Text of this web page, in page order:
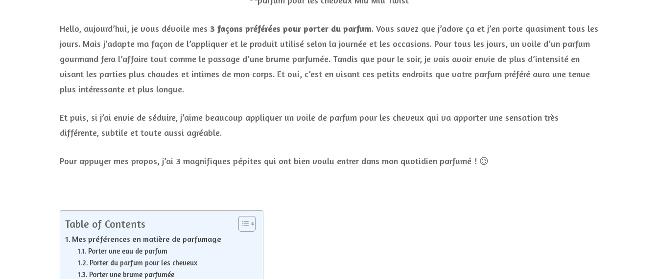
MAKE-UP
PETITS PLATS…
MARIAGE
LES CALENDRIERS DE
L’AVENT
CONCOURS
porter
du
Hello, aujourd’hui, je vous dévoile mes 3 façons préférées pour porter du parfum. Vous savez que j’adore ça et j’en porte quasiment tous les
jours. Mais j’adapte ma façon de l’appliquer et le produit utilisé selon la journée et les occasions. Pour tous les jours, un voile d’un parfum
gourmand fera l’affaire tout comme le passage d’une brume parfumée. Tandis que pour le soir, je vais avoir envie de plus d’intensité en
visant les parties plus chaudes et intimes de mon corps. Et oui, c’est en visant ces petits endroits que votre parfum préféré aura une tenue
plus intéressante et plus longue.
Et puis, si j’ai envie de séduire, j’aime beaucoup appliquer un voile de parfum pour les cheveux qui va apporter une sensation très
différente, subtile et toute aussi agréable.
Pour appuyer mes propos, j’ai 3 magnifiques pépites qui ont bien voulu entrer dans mon quotidien parfumé ! 😉
Table of Contents
Mes préférences en matière de parfumage
Porter une eau de parfum
Porter du parfum pour les cheveux
Porter une brume parfumée